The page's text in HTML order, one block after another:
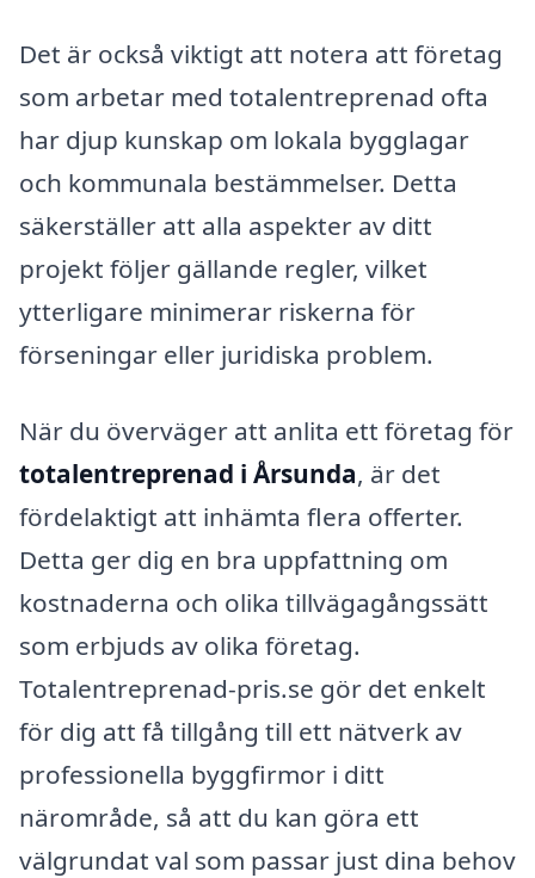
Det är också viktigt att notera att företag
som arbetar med totalentreprenad ofta
har djup kunskap om lokala bygglagar
och kommunala bestämmelser. Detta
säkerställer att alla aspekter av ditt
projekt följer gällande regler, vilket
ytterligare minimerar riskerna för
förseningar eller juridiska problem.
När du överväger att anlita ett företag för
totalentreprenad i Årsunda, är det
fördelaktigt att inhämta flera offerter.
Detta ger dig en bra uppfattning om
kostnaderna och olika tillvägagångssätt
som erbjuds av olika företag.
Totalentreprenad-pris.se gör det enkelt
för dig att få tillgång till ett nätverk av
professionella byggfirmor i ditt
närområde, så att du kan göra ett
välgrundat val som passar just dina behov